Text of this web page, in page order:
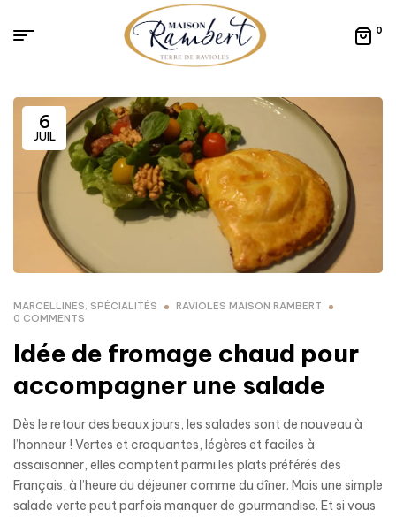
0
6
JUIL
MARCELLINES, SPÉCIALITÉS
RAVIOLES MAISON RAMBERT
0 COMMENTS
Idée de fromage chaud pour
accompagner une salade
Dès le retour des beaux jours, les salades sont de nouveau à
l’honneur ! Vertes et croquantes, légères et faciles à
assaisonner, elles comptent parmi les plats préférés des
Français, à l’heure du déjeuner comme du dîner. Mais une simple
salade verte peut parfois manquer de gourmandise. Et si vous